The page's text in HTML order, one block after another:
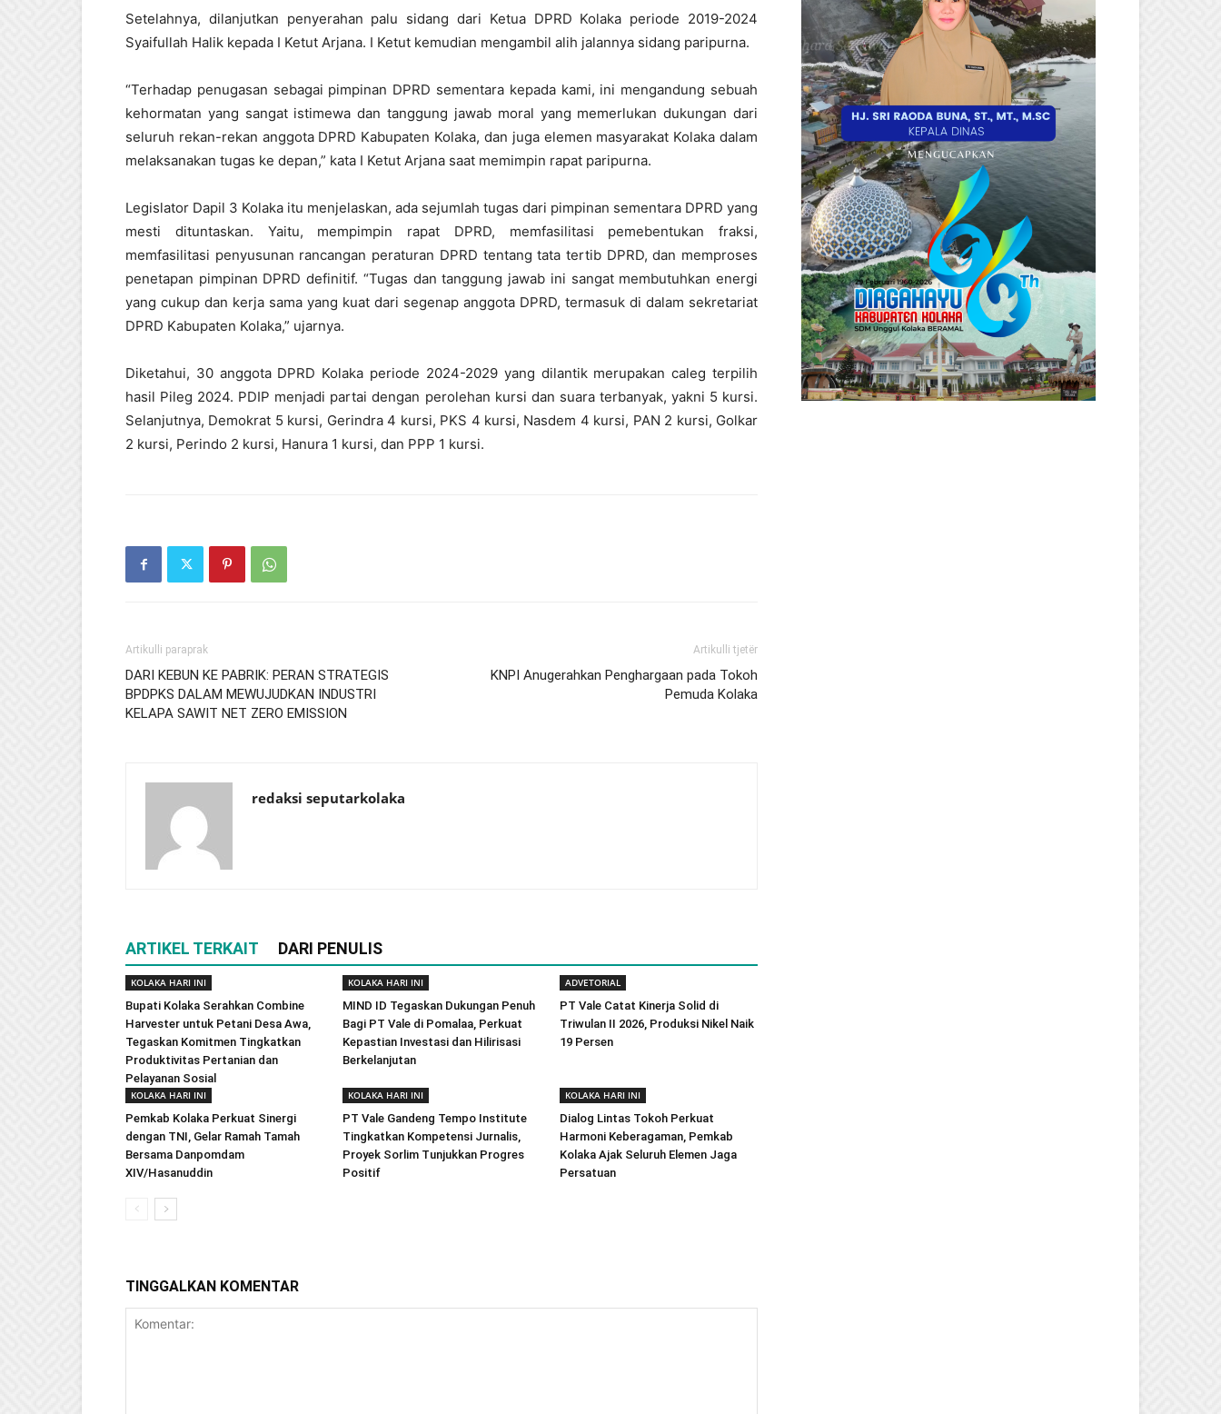
Setelahnya, dilanjutkan penyerahan palu sidang dari Ketua DPRD Kolaka periode 2019-2024
Syaifullah Halik kepada I Ketut Arjana. I Ketut kemudian mengambil alih jalannya sidang paripurna.
“Terhadap penugasan sebagai pimpinan DPRD sementara kepada kami, ini mengandung sebuah
kehormatan yang sangat istimewa dan tanggung jawab moral yang memerlukan dukungan dari
seluruh rekan-rekan anggota DPRD Kabupaten Kolaka, dan juga elemen masyarakat Kolaka dalam
melaksanakan tugas ke depan,” kata I Ketut Arjana saat memimpin rapat paripurna.
Legislator Dapil 3 Kolaka itu menjelaskan, ada sejumlah tugas dari pimpinan sementara DPRD yang
mesti dituntaskan. Yaitu, mempimpin rapat DPRD, memfasilitasi pemebentukan fraksi,
memfasilitasi penyusunan rancangan peraturan DPRD tentang tata tertib DPRD, dan memproses
penetapan pimpinan DPRD definitif. “Tugas dan tanggung jawab ini sangat membutuhkan energi
yang cukup dan kerja sama yang kuat dari segenap anggota DPRD, termasuk di dalam sekretariat
DPRD Kabupaten Kolaka,” ujarnya.
Diketahui, 30 anggota DPRD Kolaka periode 2024-2029 yang dilantik merupakan caleg terpilih
hasil Pileg 2024. PDIP menjadi partai dengan perolehan kursi dan suara terbanyak, yakni 5 kursi.
Selanjutnya, Demokrat 5 kursi, Gerindra 4 kursi, PKS 4 kursi, Nasdem 4 kursi, PAN 2 kursi, Golkar
2 kursi, Perindo 2 kursi, Hanura 1 kursi, dan PPP 1 kursi.
Artikulli paraprak
DARI KEBUN KE PABRIK: PERAN STRATEGIS
BPDPKS DALAM MEWUJUDKAN INDUSTRI
KELAPA SAWIT NET ZERO EMISSION
Artikulli tjetër
KNPI Anugerahkan Penghargaan pada Tokoh
Pemuda Kolaka
redaksi seputarkolaka
ARTIKEL TERKAIT DARI PENULIS
KOLAKA HARI INI
Bupati Kolaka Serahkan Combine
Harvester untuk Petani Desa Awa,
Tegaskan Komitmen Tingkatkan
Produktivitas Pertanian dan
Pelayanan Sosial
KOLAKA HARI INI
MIND ID Tegaskan Dukungan Penuh
Bagi PT Vale di Pomalaa, Perkuat
Kepastian Investasi dan Hilirisasi
Berkelanjutan
ADVETORIAL
PT Vale Catat Kinerja Solid di
Triwulan II 2026, Produksi Nikel Naik
19 Persen
KOLAKA HARI INI
Pemkab Kolaka Perkuat Sinergi
dengan TNI, Gelar Ramah Tamah
Bersama Danpomdam
XIV/Hasanuddin
KOLAKA HARI INI
PT Vale Gandeng Tempo Institute
Tingkatkan Kompetensi Jurnalis,
Proyek Sorlim Tunjukkan Progres
Positif
KOLAKA HARI INI
Dialog Lintas Tokoh Perkuat
Harmoni Keberagaman, Pemkab
Kolaka Ajak Seluruh Elemen Jaga
Persatuan
TINGGALKAN KOMENTAR